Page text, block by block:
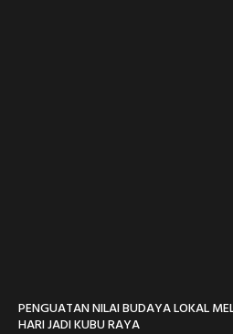
PENGUATAN NILAI BUDAYA LOKAL
HARI JADI KUBU RAYA